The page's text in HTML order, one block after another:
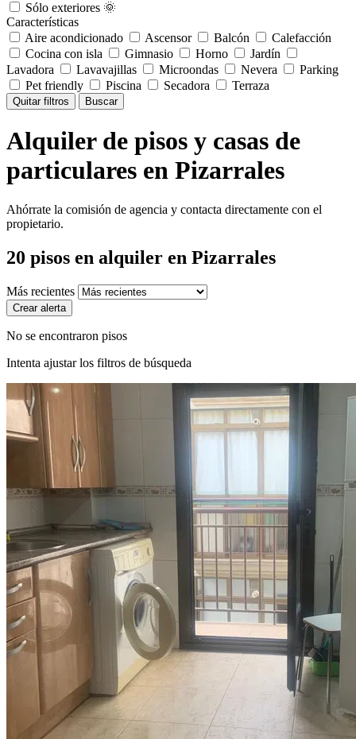
Sólo exteriores 🌞
Características
Aire acondicionado
Ascensor Balcón
Calefacción
Cocina con isla
Gimnasio Horno
Jardín
Lavadora
Lavavajillas Microondas Nevera
Parking
Pet friendly
Piscina Secadora Terraza
Quitar filtros Buscar
Alquiler de pisos y casas de
particulares en Pizarrales
Ahórrate la comisión de agencia y contacta directamente con el
propietario.
20 pisos en alquiler en Pizarrales
Más recientes
Crear alerta
No se encontraron pisos
Intenta ajustar los filtros de búsqueda